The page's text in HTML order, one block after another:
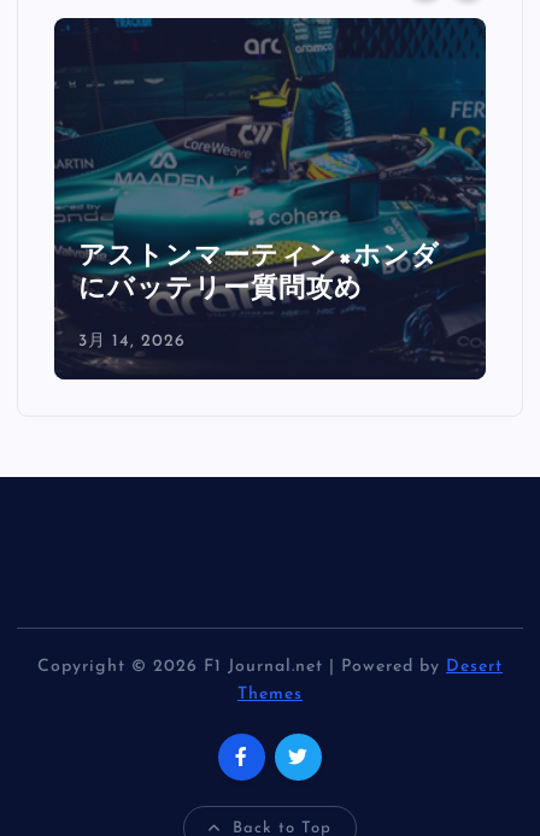
アストンマーティン×ホンダ
にバッテリー質問攻め
3月 14, 2026
Copyright © 2026 F1 Journal.net | Powered by Desert
Themes
Back to Top